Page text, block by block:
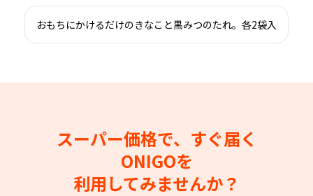
おもちにかけるだけのきなこと黒みつのたれ。各2袋入
スーパー価格で、すぐ届く
ONIGOを
利用してみませんか？